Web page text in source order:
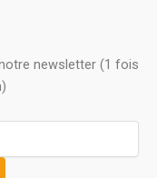
newsletter (1 fois